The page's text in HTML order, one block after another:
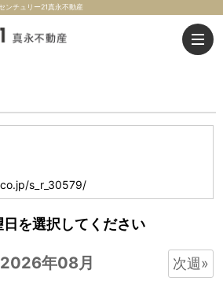
ンチュリー21真永不動産
s_r_30579/
日を選択してください
2026年08月 次週»